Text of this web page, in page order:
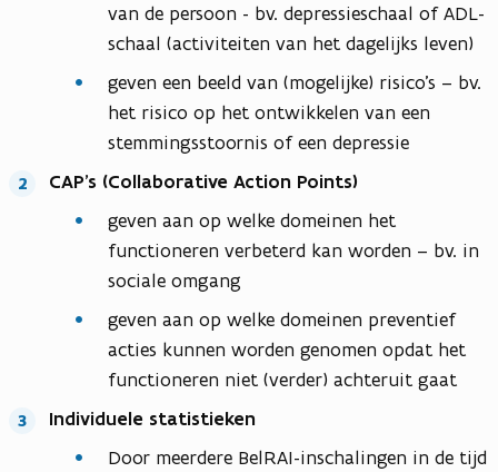
van de persoon - bv. depressieschaal of ADL-
schaal (activiteiten van het dagelijks leven)
geven een beeld van (mogelijke) risico’s – bv.
het risico op het ontwikkelen van een
stemmingsstoornis of een depressie
CAP’s (Collaborative Action Points)
geven aan op welke domeinen het
functioneren verbeterd kan worden – bv. in
sociale omgang
geven aan op welke domeinen preventief
acties kunnen worden genomen opdat het
functioneren niet (verder) achteruit gaat
Individuele statistieken
Door meerdere BelRAI-inschalingen in de tijd